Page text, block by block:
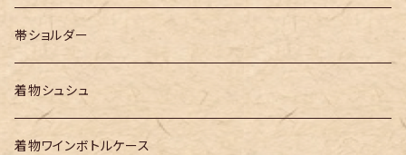
帯ショルダー
着物シュシュ
着物ワインボトルケース